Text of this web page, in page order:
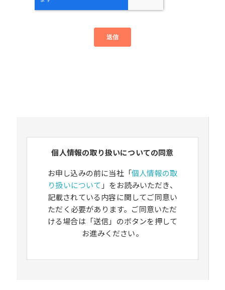
個人情報の取り扱いについての同意
お申し込みの前に当社「個人情報の取
り扱いについて 」をお読みいただき、
記載されている内容に関してご同意い
ただく必要があります。ご同意いただ
ける場合は「送信」のボタンを押して
お進みください。